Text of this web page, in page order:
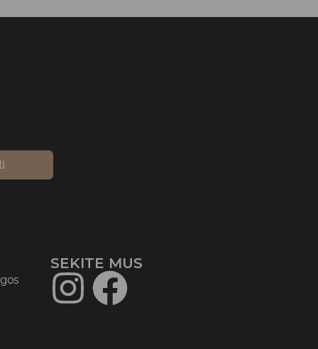
SEKITE MUS​